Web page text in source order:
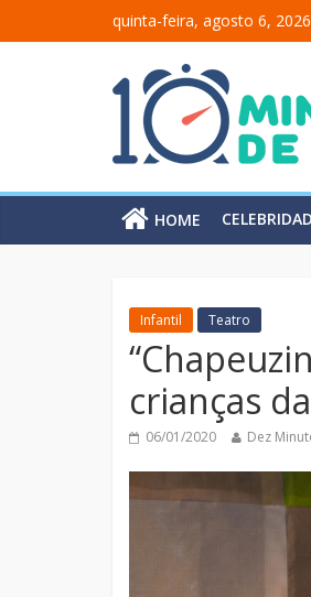
quinta-feira, agosto 6, 2026
HOME
Infantil Teatro
crianças
06/01/2020 Dez